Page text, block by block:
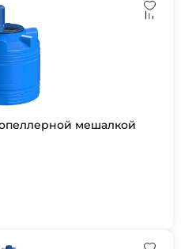
мешалкой